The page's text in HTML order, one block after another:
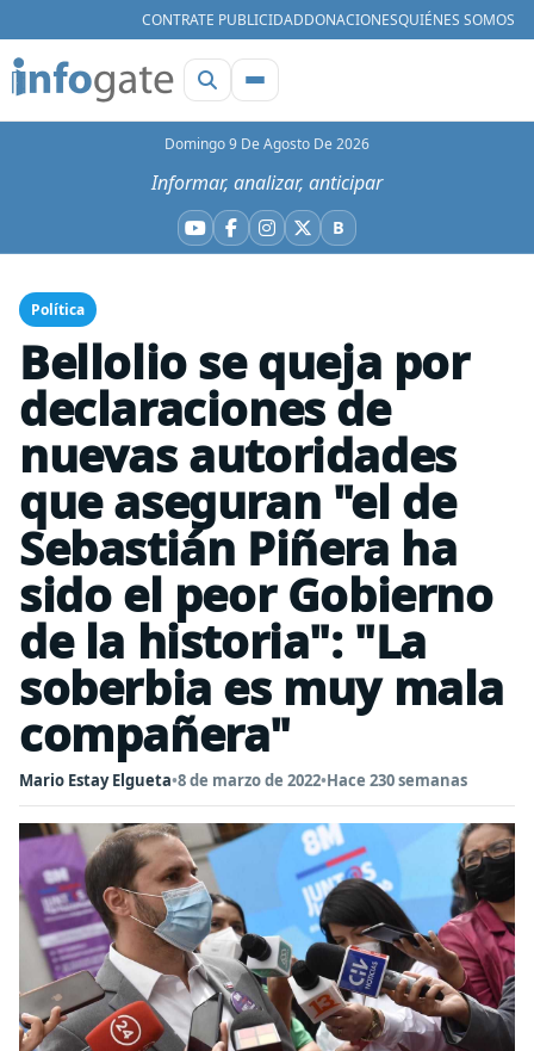
CONTRATE PUBLICIDADDONACIONESQUIÉNES SOMOS
Domingo 9 De Agosto De 2026
Informar, analizar, anticipar
YouTube
Facebook
Instagram
X BBluesky
Política
Bellolio se queja por
declaraciones de
nuevas autoridades
que aseguran "el de
Sebastián Piñera ha
sido el peor Gobierno
de la historia": "La
soberbia es muy mala
compañera"
Mario Estay Elgueta•8 de marzo de 2022•Hace 230 semanas